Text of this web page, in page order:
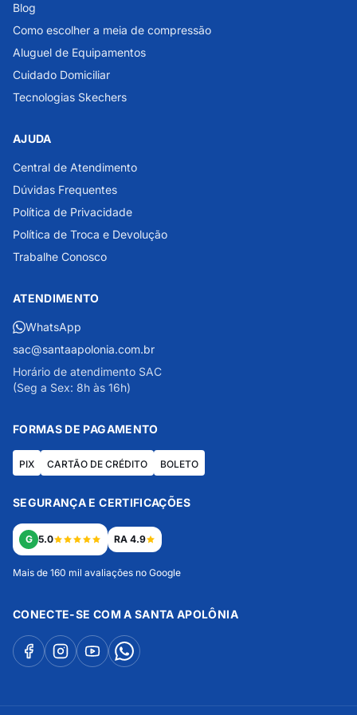
Blog
Como escolher a meia de compressão
Aluguel de Equipamentos
Cuidado Domiciliar
Tecnologias Skechers
AJUDA
Central de Atendimento
Dúvidas Frequentes
Política de Privacidade
Política de Troca e Devolução
Trabalhe Conosco
ATENDIMENTO
WhatsApp
sac@santaapolonia.com.br
Horário de atendimento SAC
(Seg a Sex: 8h às 16h)
FORMAS DE PAGAMENTO
PIX CARTÃO DE CRÉDITO BOLETO
SEGURANÇA E CERTIFICAÇÕES
G 5.0 RA 4.9
Mais de 160 mil avaliações no Google
CONECTE-SE COM A SANTA APOLÔNIA